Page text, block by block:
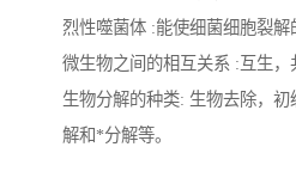
烈性噬菌体 :能使细菌细胞裂解
微生物之间的相互关系 :互生，
生物分解的种类: 生物去除，
解和*分解等。
汽车污水处理设备
农村生活污水处理设备